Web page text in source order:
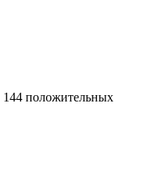
144 положительных